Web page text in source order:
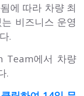
에 따라 차량 최
비즈니스 운영
.
Team에서 차량
.